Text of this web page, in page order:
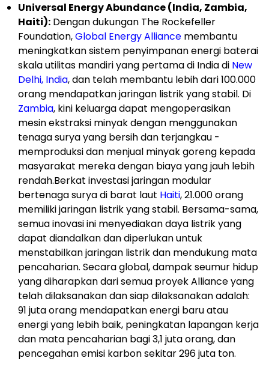
Universal Energy Abundance (India, Zambia,
Haiti): Dengan dukungan The Rockefeller
Foundation,Global Energy Alliance membantu
meningkatkan sistem penyimpanan energi baterai
skala utilitas mandiri yang pertama di India di New
Delhi, India, dan telah membantu lebih dari 100.000
orang mendapatkan jaringan listrik yang stabil. Di
Zambia, kini keluarga dapat mengoperasikan
mesin ekstraksi minyak dengan menggunakan
tenaga surya yang bersih dan terjangkau -
memproduksi dan menjual minyak goreng kepada
masyarakat mereka dengan biaya yang jauh lebih
rendah.Berkat investasi jaringan modular
bertenaga surya di barat laut Haiti, 21.000 orang
memiliki jaringan listrik yang stabil. Bersama-sama,
semua inovasi ini menyediakan daya listrik yang
dapat diandalkan dan diperlukan untuk
menstabilkan jaringan listrik dan mendukung mata
pencaharian. Secara global, dampak seumur hidup
yang diharapkan dari semua proyek Alliance yang
telah dilaksanakan dan siap dilaksanakan adalah:
91 juta orang mendapatkan energi baru atau
energi yang lebih baik, peningkatan lapangan kerja
dan mata pencaharian bagi 3,1 juta orang, dan
pencegahan emisi karbon sekitar 296 juta ton.